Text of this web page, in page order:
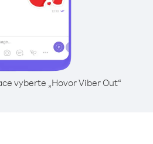
vyberte „Hovor Viber Out“